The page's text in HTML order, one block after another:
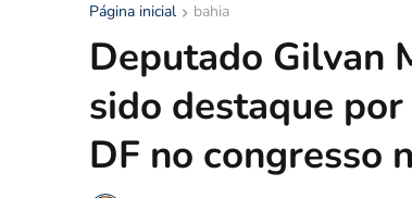
Página inicial bahia
Deputado Gilvan
sido destaque
DF no congresso